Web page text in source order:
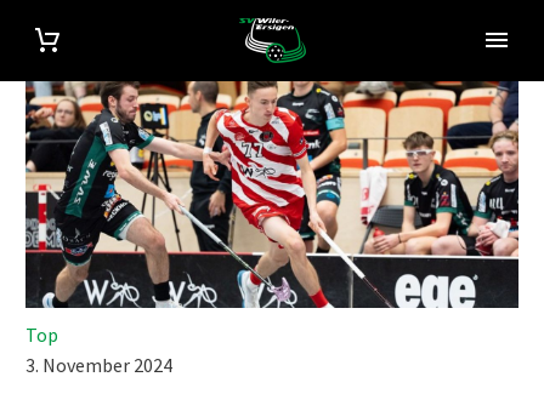
Top
3. November 2024